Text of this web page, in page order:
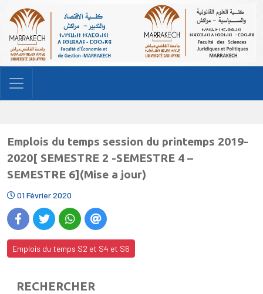
Emplois du temps session du printemps 2019-
2020[ SEMESTRE 2 -SEMESTRE 4 –
SEMESTRE 6](Mise a jour)
01 Février 2020
Emplois du temps S2 et S4 et S6
RECHERCHER